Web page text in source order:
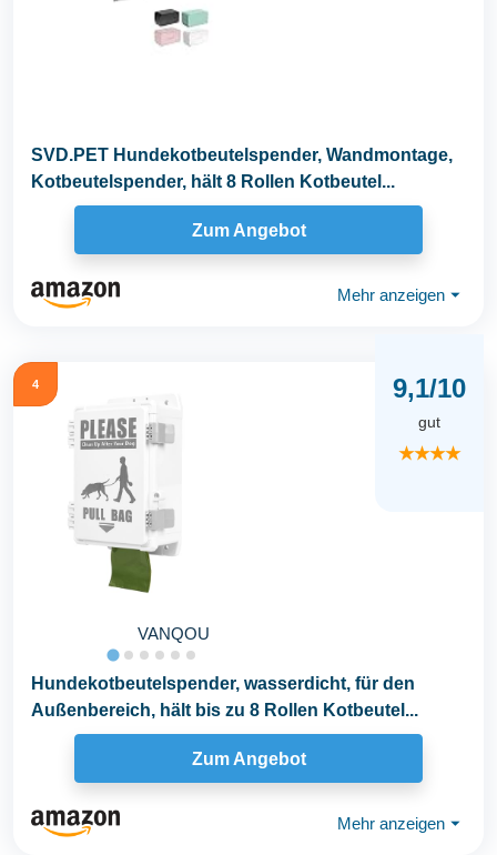
SVD.PET Hundekotbeutelspender, Wandmontage,
Kotbeutelspender, hält 8 Rollen Kotbeutel...
Zum Angebot
Mehr anzeigen ⏷
4
VANQOU
9,1/10
gut
★★★★
Hundekotbeutelspender, wasserdicht, für den
Außenbereich, hält bis zu 8 Rollen Kotbeutel...
Zum Angebot
Mehr anzeigen ⏷